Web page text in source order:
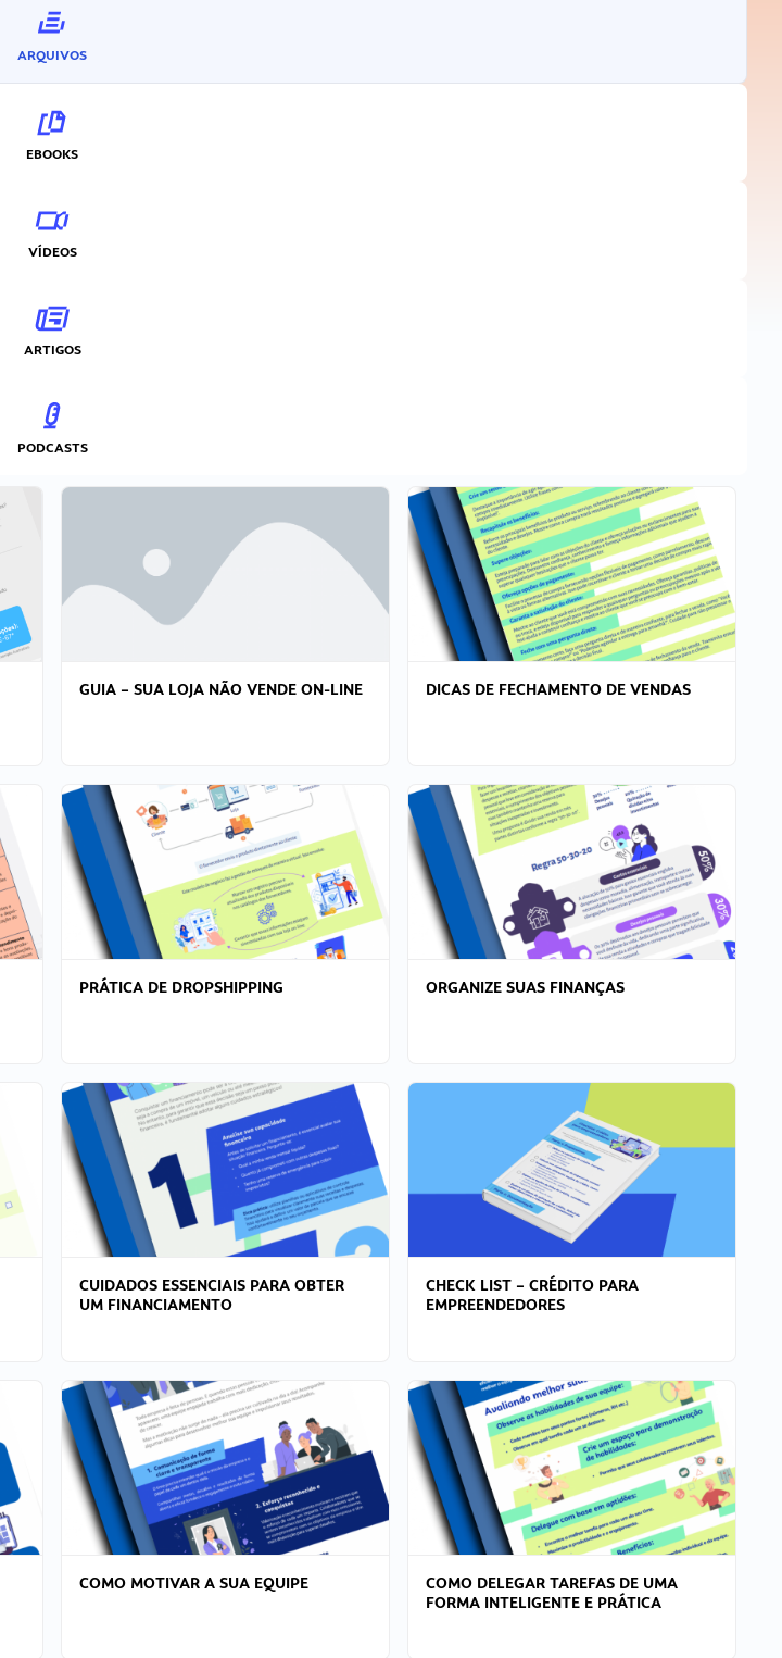
ARQUIVOS
EBOOKS
VÍDEOS
ARTIGOS
PODCASTS
GUIA – SUA LOJA NÃO VENDE ON-LINE DICAS DE FECHAMENTO DE VENDAS
PRÁTICA DE DROPSHIPPING ORGANIZE SUAS FINANÇAS
CUIDADOS ESSENCIAIS PARA OBTER
UM FINANCIAMENTO
CHECK LIST – CRÉDITO PARA
EMPREENDEDORES
COMO MOTIVAR A SUA EQUIPE
COMO DELEGAR TAREFAS DE UMA
FORMA INTELIGENTE E PRÁTICA